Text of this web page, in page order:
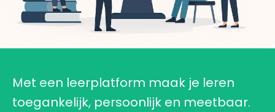
Met een leerplatform maak je leren
toegankelijk, persoonlijk en meetbaar.